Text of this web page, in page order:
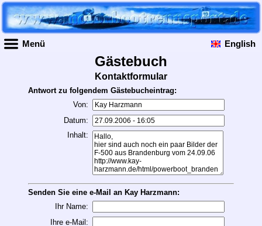
Menü English
Gästebuch
Kontaktformular
Antwort zu folgendem Gästebucheintrag:
Von:
Datum:
Inhalt:
Senden Sie eine e-Mail an Kay Harzmann:
Ihr Name:
Ihre e-Mail: